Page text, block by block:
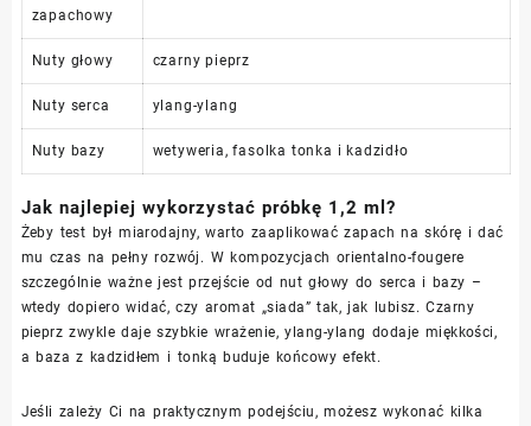
zapachowy
Nuty głowy czarny pieprz
Nuty serca ylang-ylang
Nuty bazy wetyweria, fasolka tonka i kadzidło
Jak najlepiej wykorzystać próbkę 1,2 ml?
Żeby test był miarodajny, warto zaaplikować zapach na skórę i dać
mu czas na pełny rozwój. W kompozycjach orientalno-fougere
szczególnie ważne jest przejście od nut głowy do serca i bazy –
wtedy dopiero widać, czy aromat „siada” tak, jak lubisz. Czarny
pieprz zwykle daje szybkie wrażenie, ylang-ylang dodaje miękkości,
a baza z kadzidłem i tonką buduje końcowy efekt.
Jeśli zależy Ci na praktycznym podejściu, możesz wykonać kilka